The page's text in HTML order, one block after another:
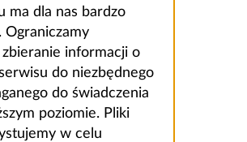
ma dla nas bardzo
Ograniczamy
informacji o
do niezbędnego
do świadczenia
poziomie. Pliki
w celu